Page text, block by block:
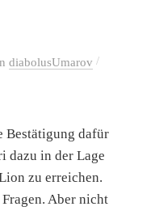
diabolusUmarov /
Bestätigung dafür
dazu in der Lage
zu erreichen.
Aber nicht